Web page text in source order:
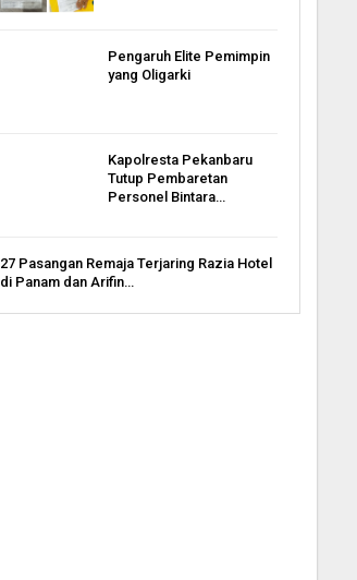
Pengaruh Elite Pemimpin
yang Oligarki
Kapolresta Pekanbaru
Tutup Pembaretan
Personel Bintara…
27 Pasangan Remaja Terjaring Razia Hotel
di Panam dan Arifin…